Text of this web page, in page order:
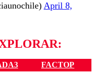
April 8,
FACTOP